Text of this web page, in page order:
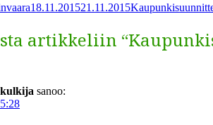
18.11.201521.11.2015
artikkeliin
sanoo: